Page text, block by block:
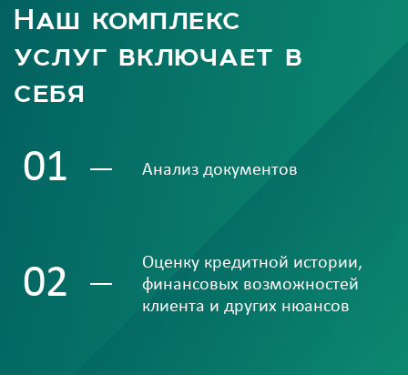
Наш комплекс
услуг включает в
себя
01 Анализ документов
02
Оценку кредитной истории,
финансовых возможностей
клиента и других нюансов